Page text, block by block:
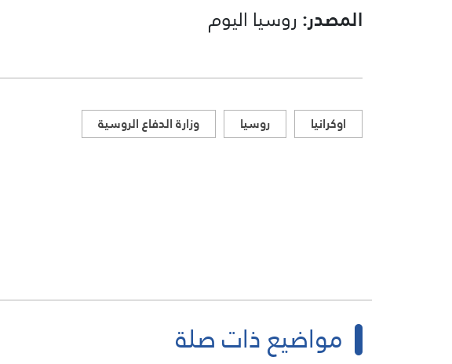
المصدر: روسيا اليوم
اوكرانيا روسيا وزارة الدفاع الروسية
مواضيع ذات صلة